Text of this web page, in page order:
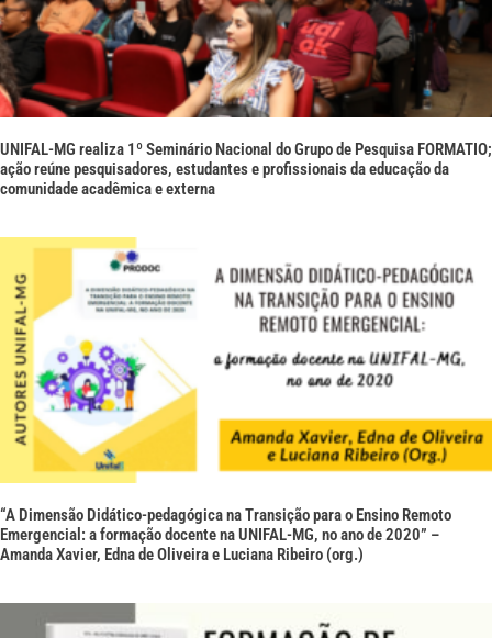
UNIFAL-MG realiza 1º Seminário Nacional do Grupo de Pesquisa FORMATIO;
ação reúne pesquisadores, estudantes e profissionais da educação da
comunidade acadêmica e externa
“A Dimensão Didático-pedagógica na Transição para o Ensino Remoto
Emergencial: a formação docente na UNIFAL-MG, no ano de 2020” –
Amanda Xavier, Edna de Oliveira e Luciana Ribeiro (org.)